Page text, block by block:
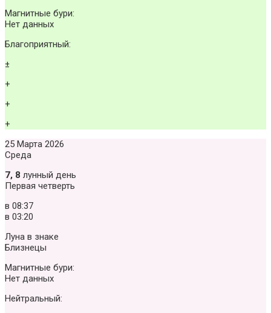
Магнитные бури:
Нет данных
Благоприятный:
±
+
+
+
25 Марта 2026
Среда
7, 8 лунный день
Первая четверть
в 08:37
в 03:20
Луна в знаке
Близнецы
Магнитные бури:
Нет данных
Нейтральный: